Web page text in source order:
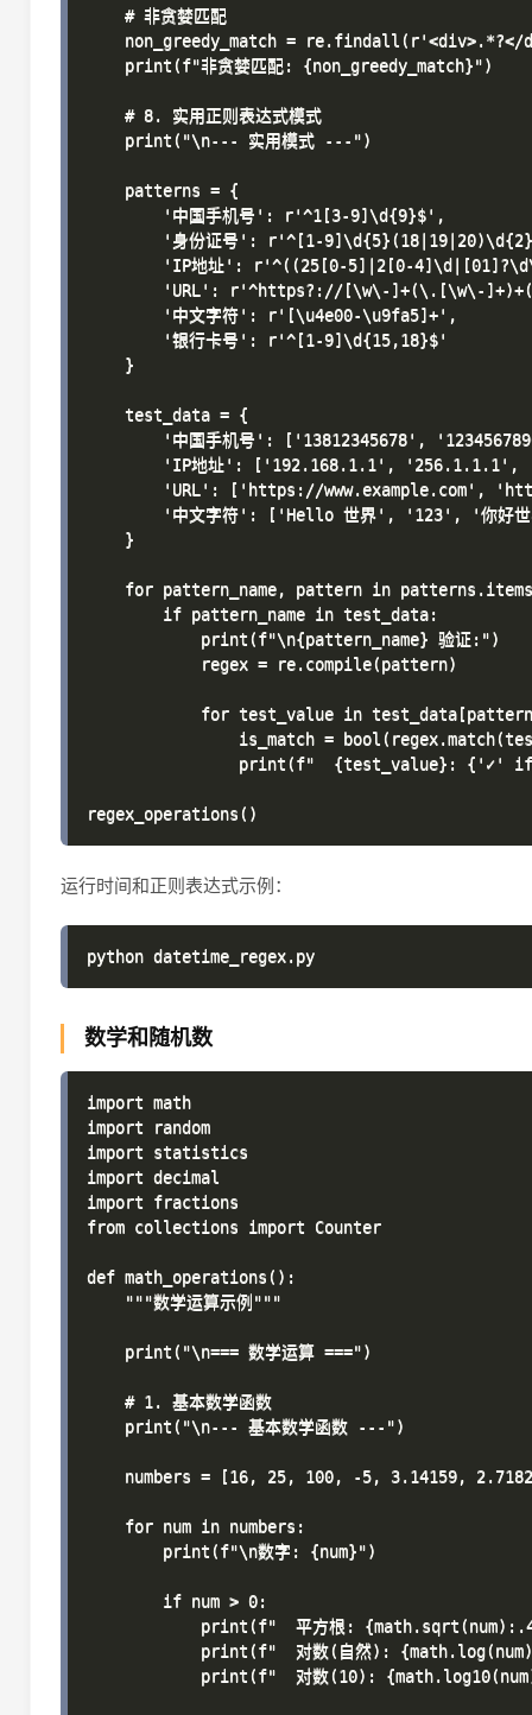
运行时间和正则表达式示例：
数学和随机数
import math
import random
import statistics
import decimal
import fractions
from collections import Counter
def math_operations():
    """数学运算示例"""
    print("\n=== 数学运算 ===")
    # 1. 基本数学函数
    print("\n--- 基本数学函数 ---")
numbers = [16, 25, 100, -5, 3.14159,
    for num in numbers:
        print(f"\n数字: {num}")
        if num > 0:
print(f"  平方根:
print(f"  对数(自然):
print(f"  对数(10):